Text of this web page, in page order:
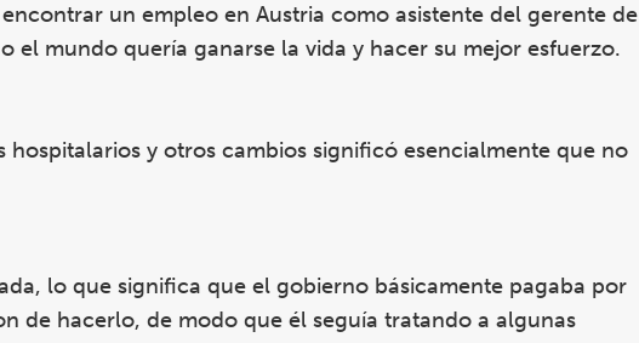
un empleo en Austria como asistente del gerente de
el mundo quería ganarse la vida y hacer su mejor esfuerzo.
hospitalarios y otros cambios significó esencialmente que no
lo que significa que el gobierno básicamente pagaba por
de hacerlo, de modo que él seguía tratando a algunas